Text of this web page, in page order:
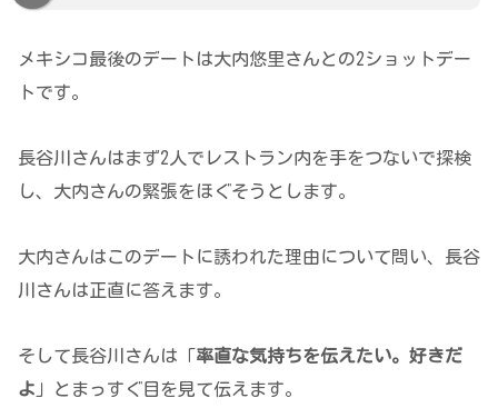
メキシコ最後のデートは大内悠里さんとの2ショットデー
トです。
長谷川さんはまず2人でレストラン内を手をつないで探検
し、大内さんの緊張をほぐそうとします。
大内さんはこのデートに誘われた理由について問い、長谷
川さんは正直に答えます。
そして長谷川さんは「 率直な気持ちを伝えたい。好きだ
よ 」とまっすぐ目を見て伝えます。